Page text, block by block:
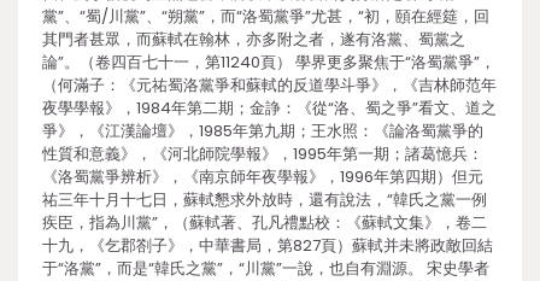
黨”、“蜀/川黨”、“朔黨”，而“洛蜀黨爭”尤甚，“初，頤在經筵，回
其門者甚眾，而蘇軾在翰林，亦多附之者，遂有洛黨、蜀黨之
論”。（卷四百七十一，第11240頁） 學界更多聚焦于“洛蜀黨爭”，
（何滿子：《元祐蜀洛黨爭和蘇軾的反道學斗爭》，《吉林師范年
夜學學報》，1984年第二期；金諍：《從“洛、蜀之爭”看文、道之
爭》，《江漢論壇》，1985年第九期；王水照：《論洛蜀黨爭的
性質和意義》，《河北師院學報》，1995年第一期；諸葛憶兵：
《洛蜀黨爭辨析》，《南京師年夜學報》，1996年第四期）但元
祐三年十月十七日，蘇軾懇求外放時，還有說法，“韓氏之黨一例
疾臣，指為川黨”，（蘇軾著、孔凡禮點校：《蘇軾文集》，卷二
十九，《乞郡劄子》，中華書局，第827頁）蘇軾并未將政敵回結
于“洛黨”，而是“韓氏之黨”，“川黨”一說，也自有淵源。 宋史學者